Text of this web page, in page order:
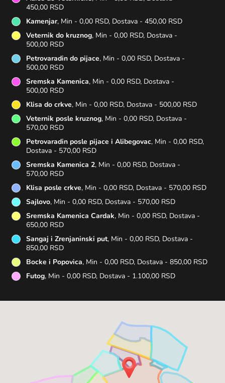
450,00 RSD
Kamenjar, Min - 0,00 RSD, Dostava - 450,00 RSD
Veternik do kruznog, Min - 0,00 RSD, Dostava -
500,00 RSD
Petrovaradin do pijace, Min - 0,00 RSD, Dostava -
500,00 RSD
Sremska Kamenica, Min - 0,00 RSD, Dostava -
500,00 RSD
Klisa do crkve, Min - 0,00 RSD, Dostava - 500,00 RSD
Veternik posle kruznog, Min - 0,00 RSD, Dostava -
570,00 RSD
Petrovaradin posle pijace i Alibegovac, Min - 0,00 RSD,
Dostava - 570,00 RSD
Sremska Kamenica 2, Min - 0,00 RSD, Dostava -
570,00 RSD
Klisa posle crkve, Min - 0,00 RSD, Dostava - 570,00 RSD
Sajlovo, Min - 0,00 RSD, Dostava - 570,00 RSD
Sremska Kamenica Cardak, Min - 0,00 RSD, Dostava -
650,00 RSD
Sangaj i Zrenjaninski put, Min - 0,00 RSD, Dostava -
850,00 RSD
Bocke i Popovica, Min - 0,00 RSD, Dostava - 850,00 RSD
Futog, Min - 0,00 RSD, Dostava - 1.100,00 RSD